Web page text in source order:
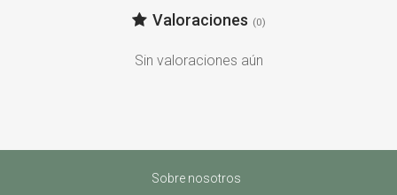
Valoraciones (0)
Sin valoraciones aún
Sobre nosotros